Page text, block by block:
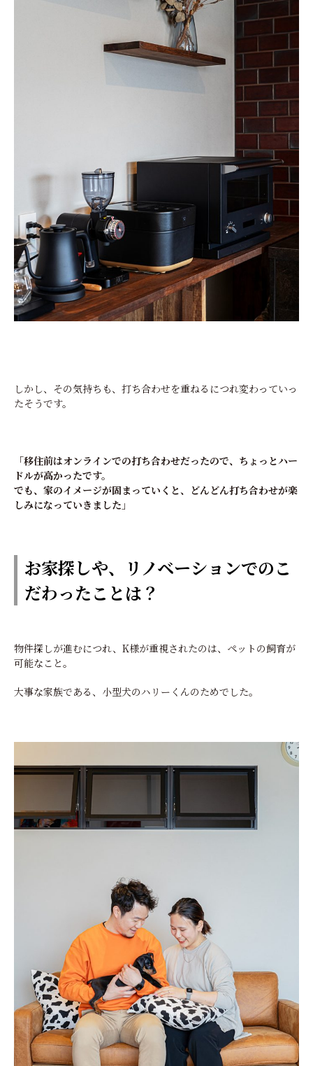
しかし、その気持ちも、打ち合わせを重ねるにつれ変わっていっ
たそうです。
「移住前はオンラインでの打ち合わせだったので、ちょっとハー
ドルが高かったです。
でも、家のイメージが固まっていくと、どんどん打ち合わせが楽
しみになっていきました」
お家探しや、リノベーションでのこ
だわったことは？
物件探しが進むにつれ、K様が重視されたのは、ペットの飼育が
可能なこと。
大事な家族である、小型犬のハリーくんのためでした。